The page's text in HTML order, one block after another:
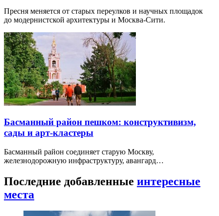
Пресня меняется от старых переулков и научных площадок
до модернистской архитектуры и Москва-Сити.
Басманный район пешком: конструктивизм,
сады и арт-кластеры
Басманный район соединяет старую Москву,
железнодорожную инфраструктуру, авангард…
Последние добавленные интересные
места